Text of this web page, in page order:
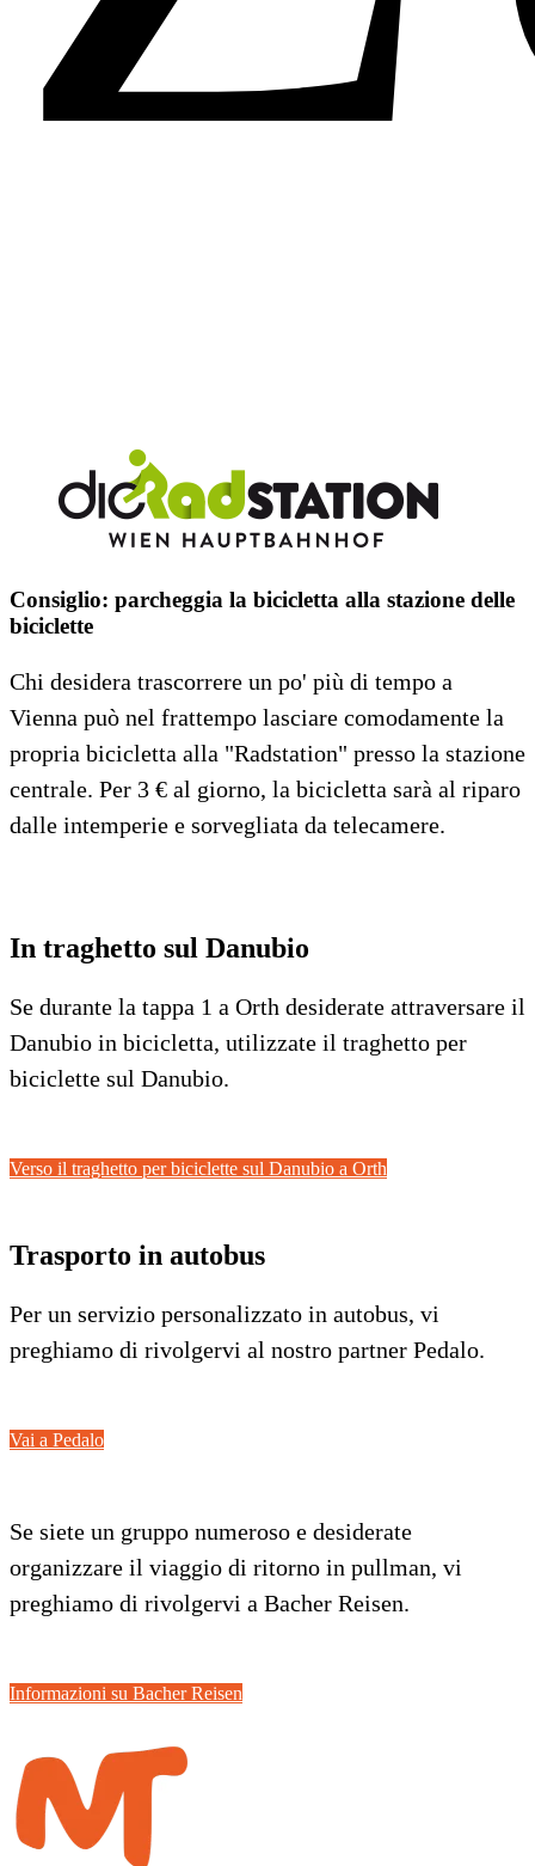
Consiglio: parcheggia la bicicletta alla stazione delle
biciclette
Chi desidera trascorrere un po' più di tempo a
Vienna può nel frattempo lasciare comodamente la
propria bicicletta alla "Radstation" presso la stazione
centrale. Per 3 € al giorno, la bicicletta sarà al riparo
dalle intemperie e sorvegliata da telecamere.
In traghetto sul Danubio
Se durante la tappa 1 a Orth desiderate attraversare il
Danubio in bicicletta, utilizzate il traghetto per
biciclette sul Danubio.
Verso il traghetto per biciclette sul Danubio a Orth
Trasporto in autobus
Per un servizio personalizzato in autobus, vi
preghiamo di rivolgervi al nostro partner Pedalo.
Vai a Pedalo
Se siete un gruppo numeroso e desiderate
organizzare il viaggio di ritorno in pullman, vi
preghiamo di rivolgervi a Bacher Reisen.
Informazioni su Bacher Reisen